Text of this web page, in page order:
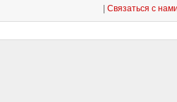
Связаться с